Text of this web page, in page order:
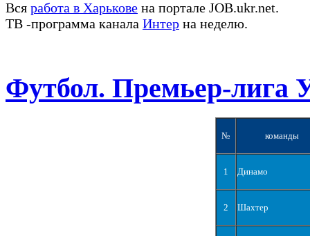
Вся работа в Харькове на портале JOB.ukr.net.
ТВ -программа канала Интер на неделю.
Футбол. Премьер-лига
№ команды
1 Динамо
2 Шахтер